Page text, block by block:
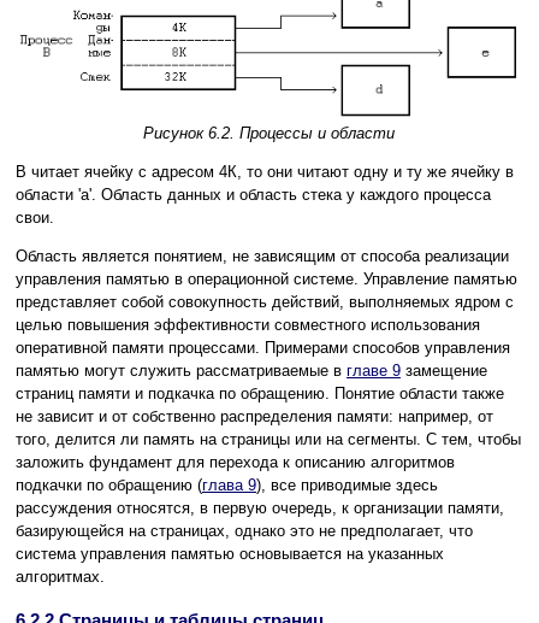
Рисунок 6.2. Процессы и области
B читает ячейку с адресом 4К, то они читают одну и ту же ячейку в
области 'a'. Область данных и область стека у каждого процесса
свои.
Область является понятием, не зависящим от способа реализации
управления памятью в операционной системе. Управление памятью
представляет собой совокупность действий, выполняемых ядром с
целью повышения эффективности совместного использования
оперативной памяти процессами. Примерами способов управления
памятью могут служить рассматриваемые в главе 9 замещение
страниц памяти и подкачка по обращению. Понятие области также
не зависит и от собственно распределения памяти: например, от
того, делится ли память на страницы или на сегменты. С тем, чтобы
заложить фундамент для перехода к описанию алгоритмов
подкачки по обращению (глава 9), все приводимые здесь
рассуждения относятся, в первую очередь, к организации памяти,
базирующейся на страницах, однако это не предполагает, что
система управления памятью основывается на указанных
алгоритмах.